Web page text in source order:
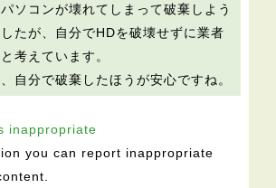
ソコンが壊れてしまって破棄しよう
たが、自分でHDを破壊せずに業者
考えています。
自分で破棄したほうが安心ですね。
inappropriate
you can report inappropriate